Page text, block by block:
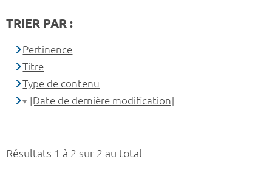
Résultats 1 à 2 sur 2 au total
TRIER PAR :
Pertinence
Titre
Type de contenu
[Date de dernière modification]